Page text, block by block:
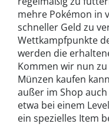
mehre Pokémon in
schneller Geld zu
Wettkampfpunkte
werden die
Kommen wir nun
Münzen kaufen
außer im Shop
etwa bei einem
ein spezielles Item